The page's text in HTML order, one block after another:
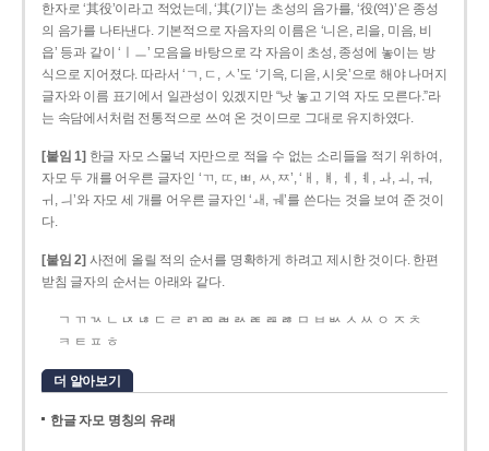
한자로 ‘其役’이라고 적었는데, ‘其(기)’는 초성의 음가를, ‘役(역)’은 종성
의 음가를 나타낸다. 기본적으로 자음자의 이름은 ‘니은, 리을, 미음, 비
읍’ 등과 같이 ‘ㅣㅡ’ 모음을 바탕으로 각 자음이 초성, 종성에 놓이는 방
식으로 지어졌다. 따라서 ‘ㄱ, ㄷ, ㅅ’도 ‘기윽, 디읃, 시읏’으로 해야 나머지
글자와 이름 표기에서 일관성이 있겠지만 “낫 놓고 기역 자도 모른다.”라
는 속담에서처럼 전통적으로 쓰여 온 것이므로 그대로 유지하였다.
[붙임 1] 한글 자모 스물넉 자만으로 적을 수 없는 소리들을 적기 위하여,
자모 두 개를 어우른 글자인 ‘ㄲ, ㄸ, ㅃ, ㅆ, ㅉ’, ‘ㅐ, ㅒ, ㅔ, ㅖ, ㅘ, ㅚ, ㅝ,
ㅟ, ㅢ’와 자모 세 개를 어우른 글자인 ‘ㅙ, ㅞ’를 쓴다는 것을 보여 준 것이
다.
[붙임 2] 사전에 올릴 적의 순서를 명확하게 하려고 제시한 것이다. 한편
받침 글자의 순서는 아래와 같다.
ㄱ ㄲ ㄳ ㄴ ㄵ ㄶ ㄷ ㄹ ㄺ ㄻ ㄼ ㄽ ㄾ ㄿ ㅀ ㅁ ㅂ ㅄ ㅅ ㅆ ㅇ ㅈ ㅊ
ㅋ ㅌ ㅍ ㅎ
더 알아보기
한글 자모 명칭의 유래